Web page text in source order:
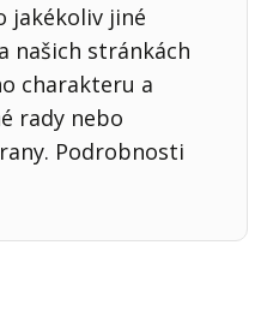
jakékoliv jiné
našich stránkách
charakteru a
rady nebo
Podrobnosti